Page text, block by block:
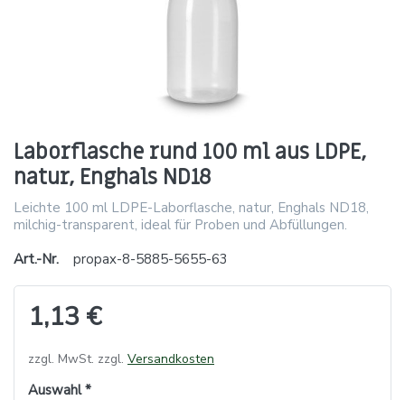
Laborflasche rund 100 ml aus LDPE,
natur, Enghals ND18
Leichte 100 ml LDPE-Laborflasche, natur, Enghals ND18,
milchig-transparent, ideal für Proben und Abfüllungen.
Art.-Nr.
propax-8-5885-5655-63
1,13 €
zzgl. MwSt. zzgl. Versandkosten
Auswahl